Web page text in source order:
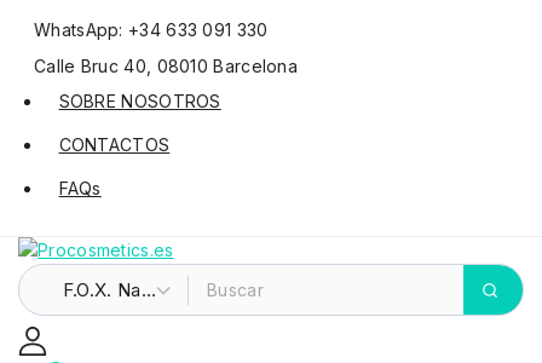
WhatsApp: +34 633 091 330
Calle Bruc 40, 08010 Barcelona
SOBRE NOSOTROS
CONTACTOS
FAQs